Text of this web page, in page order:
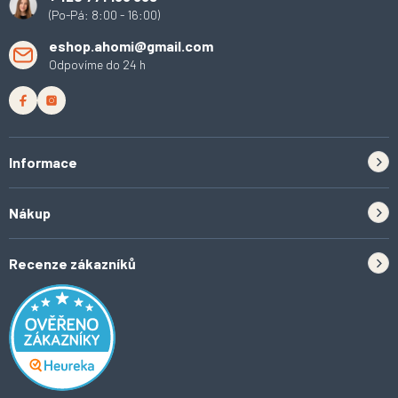
(Po-Pá: 8:00 - 16:00)
eshop.ahomi@gmail.com
Odpovíme do 24 h
Informace
Tipy do kuchyně
Inspirace a trendy
Domácí vychytávky
O Ahomi
Nákup
Odstoupení od smlouvy
Obchodní podmínky
Ochrana osobních údajů
Recenze zákazníků